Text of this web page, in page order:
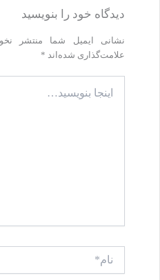
دیدگاه‌ خود را بنویسید
نشانی ایمیل شما منتشر
علامت‌گذاری شده‌اند *
بنویسید…